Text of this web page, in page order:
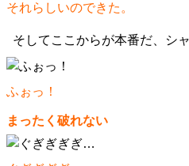
それらしいのできた。
そしてここからが本番だ、シ
ふぉっ！
まったく破れない